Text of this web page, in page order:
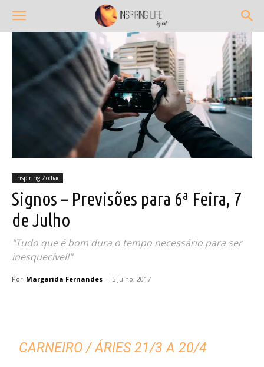
Inspiring Zodiac
Signos – Previsões para 6ª Feira, 7
de Julho
"Tudo que é bom dura o tempo necessário para ser
inesquecível!"
Por Margarida Fernandes - 5 Julho, 2017
CARNEIRO / ÁRIES 21/3 A 20/4